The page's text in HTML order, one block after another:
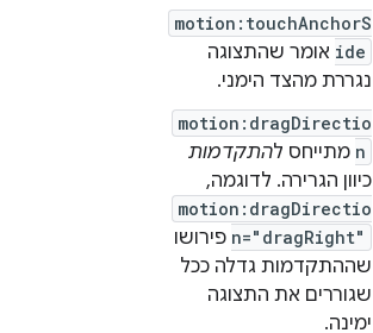
motion:touchAnchorS
ide אומר שהתצוגה
נגררת מהצד הימני.
motion:dragDirectio
n מתייחס להתקדמות
כיוון הגרירה. לדוגמה,
motion:dragDirectio
n="dragRight" פירושו
שההתקדמות גדלה ככל
שגוררים את התצוגה
ימינה.